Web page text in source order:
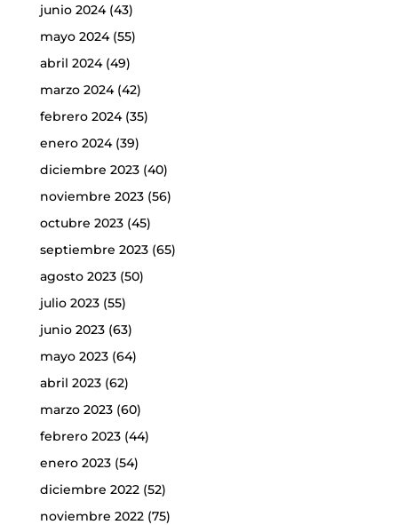
junio 2024(43)
mayo 2024(55)
abril 2024(49)
marzo 2024(42)
febrero 2024(35)
enero 2024(39)
diciembre 2023(40)
noviembre 2023(56)
octubre 2023(45)
septiembre 2023(65)
agosto 2023(50)
julio 2023(55)
junio 2023(63)
mayo 2023(64)
abril 2023(62)
marzo 2023(60)
febrero 2023(44)
enero 2023(54)
diciembre 2022(52)
noviembre 2022(75)